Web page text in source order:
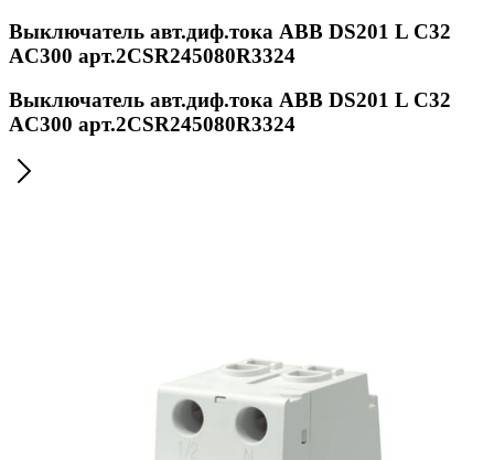
Выключатель авт.диф.тока ABB DS201 L C32
AC300 арт.2CSR245080R3324
Выключатель авт.диф.тока ABB DS201 L C32
AC300 арт.2CSR245080R3324